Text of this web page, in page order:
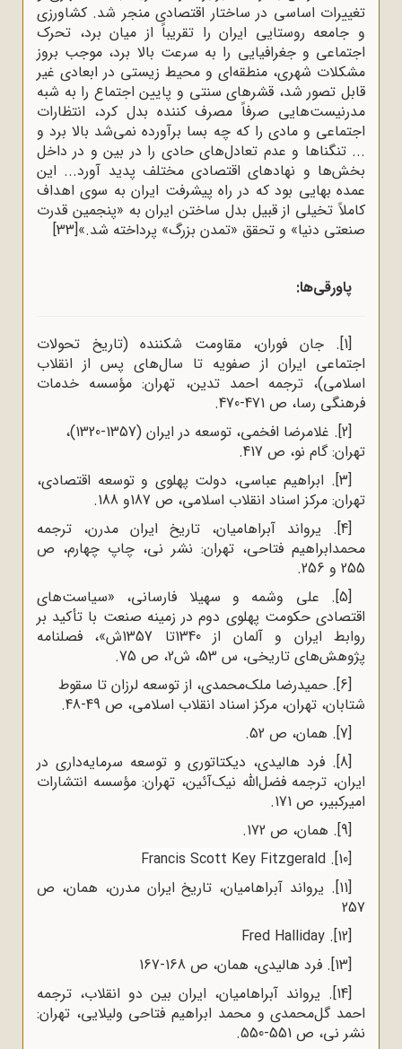
تغییرات اساسی در ساختار اقتصادی منجر شد. کشاورزی
و جامعه روستایی ایران را تقریباً از میان برد، تحرک
اجتماعی و جغرافیایی را به سرعت بالا برد، موجب بروز
مشکلات شهری، منطقه‌ای و محیط زیستی در ابعادی غیر
قابل تصور شد، قشرهای سنتی و پایین اجتماع را به شبه
مدرنیست‌هایی صرفاً مصرف کننده بدل کرد، انتظارات
اجتماعی و مادی را که چه بسا برآورده نمی‌شد بالا برد و
... تنگناها و عدم تعادل‌های حادی را در بین و در داخل
بخش‌ها و نهادهای اقتصادی مختلف پدید آورد... این
عمده بهایی بود که در راه پیشرفت ایران به سوی اهداف
کاملاً تخیلی از قبیل بدل ساختن ایران به «پنجمین قدرت
صنعتی دنیا» و تحقق «تمدن بزرگ» پرداخته شد.»[33]
پاورقی‌ها:
[1] . جان فوران، مقاومت شکننده (تاریخ تحولات
اجتماعی ایران از صفویه تا سال‌های پس از انقلاب
اسلامی)، ترجمه احمد تدین، تهران: مؤسسه خدمات
فرهنگی رسا، ص 471-470.
[2]
. غلامرضا افخمی، توسعه در ایران (1357-1320)،
تهران: گام نو، ص 417.
[3]
. ابراهیم عباسی، دولت پهلوی و توسعه اقتصادی،
تهران: مرکز اسناد انقلاب اسلامی، ص 187و 188.
[4] . یرواند آبراهامیان، تاریخ ایران مدرن، ترجمه
محمدابراهیم فتاحی، تهران: نشر نی، چاپ چهارم، ص
255 و 256.
[5]
. علی وشمه و سهیلا فارسانی، «سیاست‌های
اقتصادی حکومت پهلوی ‌دوم در زمینه صنعت با تأکید بر
روابط ایران و آلمان از 1340تا 1357ش»، فصلنامه
پژوهش‌های تاریخی، س 53، ش2، ص 75.
[6] . حمیدرضا ملک‌محمدی، از توسعه لرزان تا سقوط
شتابان، تهران، مرکز اسناد انقلاب اسلامی، ص 49-48.
[7] . همان، ص 52.
[8] . فرد هالیدی، دیکتاتوری و توسعه سرمایه‌داری در
ایران، ترجمه فضل‌الله نیک‌آئین، تهران: مؤسسه انتشارات
امیرکبیر، ص 171.
[9] . همان، ص 172.
[10]
.
Francis Scott Key Fitzgerald
[11]
. یرواند آبراهامیان، تاریخ ایران مدرن، همان، ص
257
[12]
. Fred Halliday
[13]
. فرد هالیدی، همان، ص 168-167
[14]
. یرواند آبراهامیان، ایران بین دو انقلاب، ترجمه
احمد گل‌محمدی و محمد ابراهیم فتاحی ولیلایی، تهران:
نشر نی، ص 551-550.